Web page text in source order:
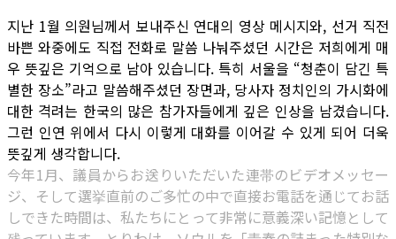
지난 1월 의원님께서 보내주신 연대의 영상 메시지와, 선거 직전
바쁜 와중에도 직접 전화로 말씀 나눠주셨던 시간은 저희에게 매
우 뜻깊은 기억으로 남아 있습니다. 특히 서울을 “청춘이 담긴 특
별한 장소”라고 말씀해주셨던 장면과, 당사자 정치인의 가시화에
대한 격려는 한국의 많은 참가자들에게 깊은 인상을 남겼습니다.
그런 인연 위에서 다시 이렇게 대화를 이어갈 수 있게 되어 더욱
뜻깊게 생각합니다.
今年1月、議員からお送りいただいた連帯のビデオメッセー
ジ、そして選挙直前のご多忙の中で直接お電話を通じてお話
しできた時間は、私たちにとって非常に意義深い記憶として